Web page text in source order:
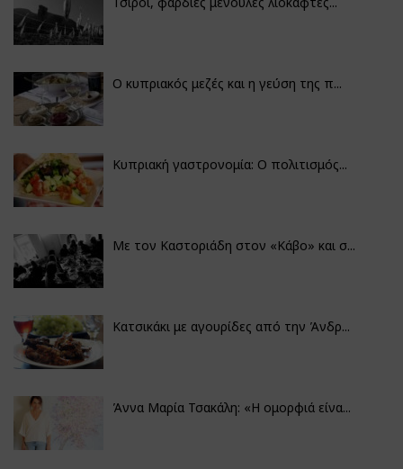
Ο κυπριακός μεζές και η γεύση της π...
Κυπριακή γαστρονομία: Ο πολιτισμός...
Με τον Καστοριάδη στον «Κάβο» και σ...
Κατσικάκι με αγουρίδες από την Άνδρ...
Άννα Μαρία Τσακάλη: «Η ομορφιά είνα...